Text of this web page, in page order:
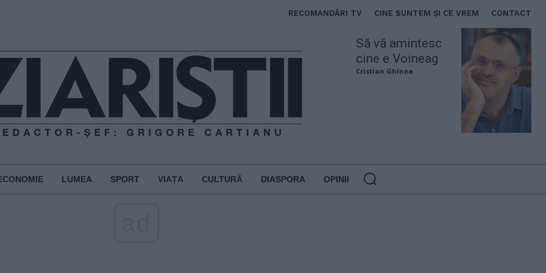
RECOMANDĂRI TV CINE SUNTEM ȘI CE VREM CONTACT
Să vă amintesc
cine e Voineag
Cristian Ghinea
LUMEA SPORT VIAȚA CULTURĂ DIASPORA OPINII